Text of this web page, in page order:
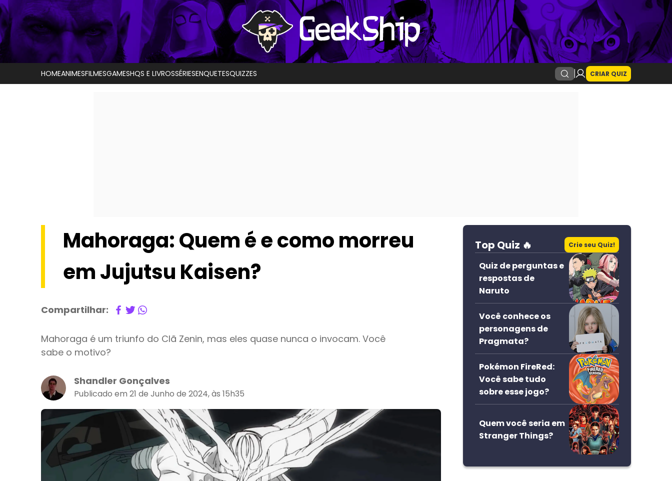
HOMEANIMESFILMESGAMESHQS E LIVROSSÉRIESENQUETESQUIZZES CRIAR QUIZ
Mahoraga: Quem é e como morreu
em Jujutsu Kaisen?
Compartilhar:
Mahoraga é um triunfo do Clã Zenin, mas eles quase nunca o invocam. Você
sabe o motivo?
Shandler Gonçalves
Publicado em 21 de Junho de 2024, às 15h35
Top Quiz 🔥 Crie seu Quiz!
Quiz de perguntas e
respostas de
Naruto
Você conhece os
personagens de
Pragmata?
Pokémon FireRed:
Você sabe tudo
sobre esse jogo?
Quem você seria em
Stranger Things?